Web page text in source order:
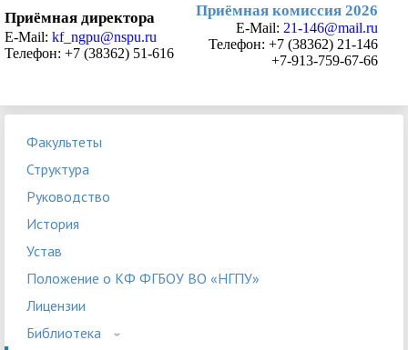
Приёмная директора
E-Mail: kf_ngpu@nspu.ru
Телефон: +7 (38362) 51-616
Приёмная комиссия 2026
E-Mail: 21-146@mail.ru
Телефон: +7 (38362) 21-146
+7-913-759-67-66
Факультеты
Структура
Руководство
История
Устав
Положение о КФ ФГБОУ ВО «НГПУ»
Лицензии
Библиотека